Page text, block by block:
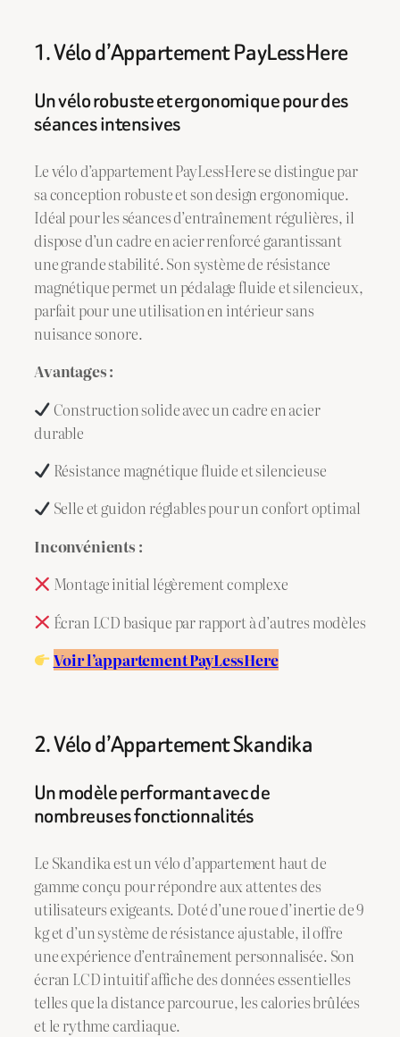
1. Vélo d’Appartement PayLessHere
Un vélo robuste et ergonomique pour des
séances intensives
Le vélo d’appartement PayLessHere se distingue par
sa conception robuste et son design ergonomique.
Idéal pour les séances d’entraînement régulières, il
dispose d’un cadre en acier renforcé garantissant
une grande stabilité. Son système de résistance
magnétique permet un pédalage fluide et silencieux,
parfait pour une utilisation en intérieur sans
nuisance sonore.
Avantages :
Construction solide avec un cadre en acier
durable
Résistance magnétique fluide et silencieuse
Selle et guidon réglables pour un confort optimal
Inconvénients :
Montage initial légèrement complexe
Écran LCD basique par rapport à d’autres modèles
Voir l’appartement PayLessHere
2. Vélo d’Appartement Skandika
Un modèle performant avec de
nombreuses fonctionnalités
Le Skandika est un vélo d’appartement haut de
gamme conçu pour répondre aux attentes des
utilisateurs exigeants. Doté d’une roue d’inertie de 9
kg et d’un système de résistance ajustable, il offre
une expérience d’entraînement personnalisée. Son
écran LCD intuitif affiche des données essentielles
telles que la distance parcourue, les calories brûlées
et le rythme cardiaque.